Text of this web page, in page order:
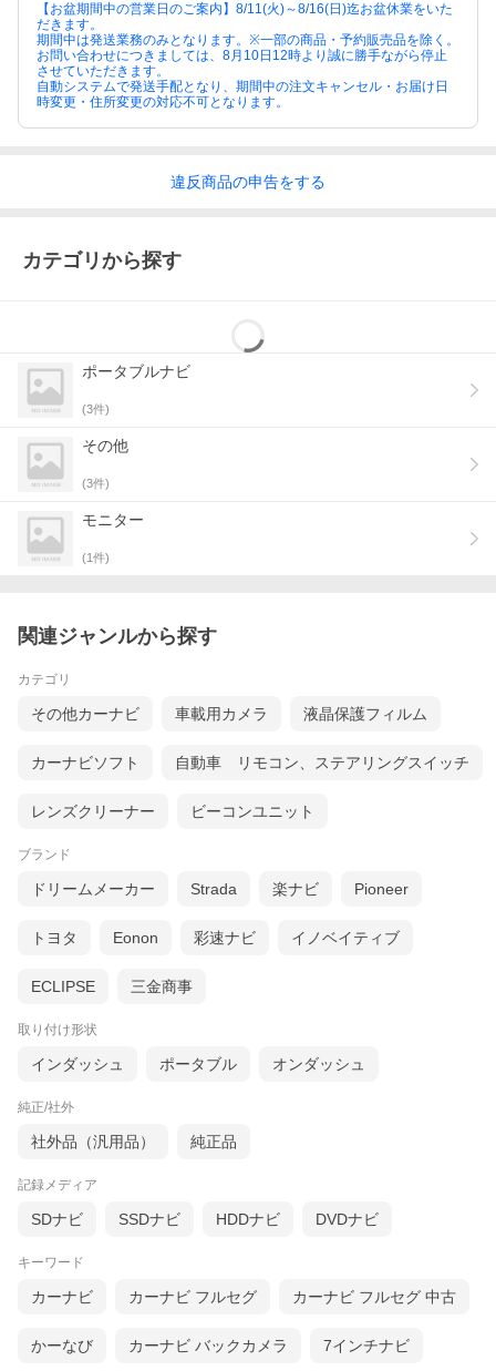
【お盆期間中の営業日のご案内】8/11(火)～8/16(日)迄お盆休業をいた
だきます。
期間中は発送業務のみとなります。※一部の商品・予約販売品を除く。
お問い合わせにつきましては、8月10日12時より誠に勝手ながら停止
させていただきます。
自動システムで発送手配となり、期間中の注文キャンセル・お届け日
時変更・住所変更の対応不可となります。
違反商品の申告をする
カテゴリから探す
ポータブルナビ
(3件)
その他
(3件)
モニター
(1件)
関連ジャンルから探す
カテゴリ
その他カーナビ 車載用カメラ 液晶保護フィルム
カーナビソフト 自動車 リモコン、ステアリングスイッチ
レンズクリーナー ビーコンユニット
ブランド
ドリームメーカー Strada 楽ナビ Pioneer
トヨタ Eonon 彩速ナビ イノベイティブ
ECLIPSE 三金商事
取り付け形状
インダッシュ ポータブル オンダッシュ
純正/社外
社外品（汎用品） 純正品
記録メディア
SDナビ SSDナビ HDDナビ DVDナビ
キーワード
カーナビ カーナビ フルセグ カーナビ フルセグ 中古
かーなび カーナビ バックカメラ 7インチナビ